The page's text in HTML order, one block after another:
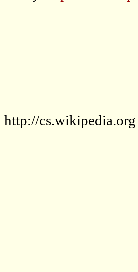
http://cs.wikipedia.org